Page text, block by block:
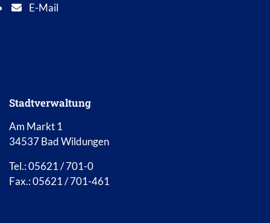
E-Mail
E-Mail Adresse: info@bad-wildungen.de
Stadtverwaltung
Am Markt 1
34537 Bad Wildungen
Tel.: 05621 / 701-0
Fax.: 05621 / 701-461